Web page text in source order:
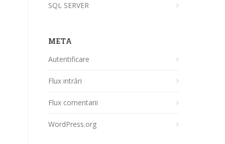
SQL SERVER
META
Autentificare
Flux intrări
Flux comentarii
WordPress.org